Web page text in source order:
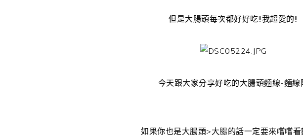
但是大腸頭每次都好好吃!!我超愛的!!
今天跟大家分享好吃的大腸頭麵線-麵線
如果你也是大腸頭>大腸的話一定要來嚐嚐看